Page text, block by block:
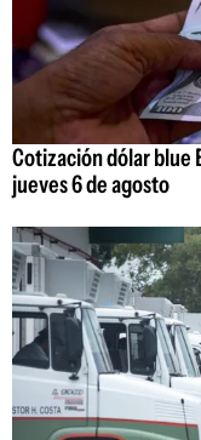
Cotización dólar blue
jueves 6 de agosto